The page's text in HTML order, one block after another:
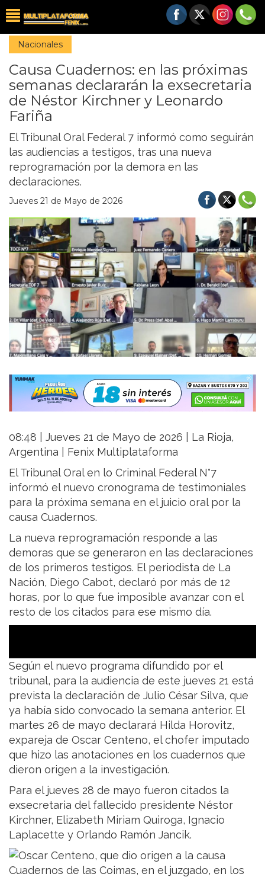
Nacionales
Causa Cuadernos: en las próximas
semanas declararán la exsecretaria
de Néstor Kirchner y Leonardo
Fariña
El Tribunal Oral Federal 7 informó como seguirán
las audiencias a testigos, tras una nueva
reprogramación por la demora en las
declaraciones.
Jueves 21 de Mayo de 2026
08:48 | Jueves 21 de Mayo de 2026 | La Rioja,
Argentina | Fenix Multiplataforma
El Tribunal Oral en lo Criminal Federal N°7
informó el nuevo cronograma de testimoniales
para la próxima semana en el juicio oral por la
causa Cuadernos.
La nueva reprogramación responde a las
demoras que se generaron en las declaraciones
de los primeros testigos. El periodista de La
Nación, Diego Cabot, declaró por más de 12
horas, por lo que fue imposible avanzar con el
resto de los citados para ese mismo día.
Según el nuevo programa difundido por el
tribunal, para la audiencia de este jueves 21 está
prevista la declaración de Julio César Silva, que
ya había sido convocado la semana anterior. El
martes 26 de mayo declarará Hilda Horovitz,
expareja de Oscar Centeno, el chofer imputado
que hizo las anotaciones en los cuadernos que
dieron origen a la investigación.
Para el jueves 28 de mayo fueron citados la
exsecretaria del fallecido presidente Néstor
Kirchner, Elizabeth Miriam Quiroga, Ignacio
Laplacette y Orlando Ramón Jancik.